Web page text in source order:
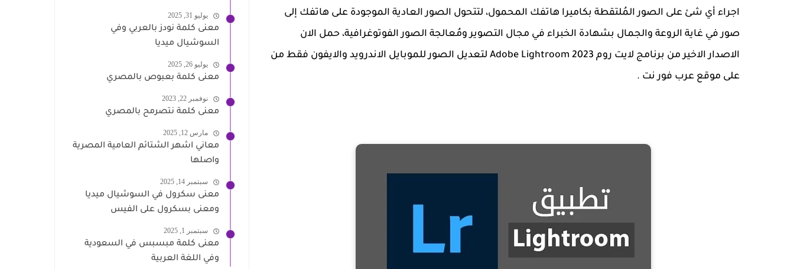
اجراء أي شئ على الصور المُلتقطة بكاميرا هاتفك المحمول، لتتحول الصور العادية الموجودة على هاتفك إلى
صور في غاية الروعة والجمال بشهادة الخبراء في مجال التصوير ومُعالجة الصور الفوتوغرافية، حمل الان
الاصدار الاخير من برنامج لايت روم 2023 Adobe Lightroom لتعديل الصور للموبايل الاندرويد والايفون فقط من
على موقع عرب فور نت .
يوليو 31, 2025
معنى كلمة نودز بالعربي وفي
السوشيال ميديا
يوليو 26, 2025
معنى كلمة بعبوص بالمصري
نوفمبر 22, 2023
معنى كلمة نتصرمح بالمصري
مارس 12, 2025
معاني اشهر الشتائم العامية المصرية
واصلها
سبتمبر 14, 2025
معنى سكرول في السوشيال ميديا
ومعنى بسكرول على الفيس
سبتمبر 1, 2025
معنى كلمة مبسبس في السعودية
وفي اللغة العربية